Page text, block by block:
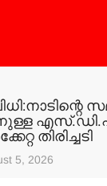
തിരിച്ചടി
5, 2026